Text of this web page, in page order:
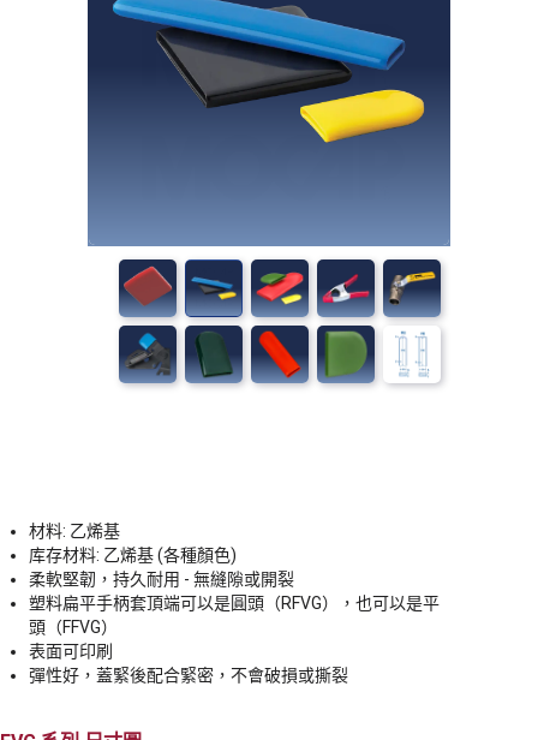
材料: 乙烯基
库存材料: 乙烯基 (各種顏色)
柔軟堅韌，持久耐用 - 無縫隙或開裂
塑料扁平手柄套頂端可以是圓頭（RFVG），也可以是平
頭（FFVG）
表面可印刷
彈性好，蓋緊後配合緊密，不會破損或撕裂